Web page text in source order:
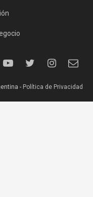
- Política de Privacidad